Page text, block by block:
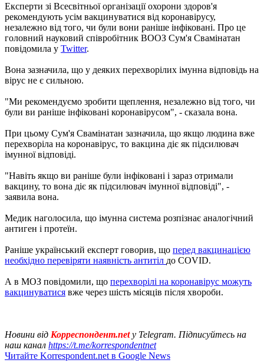
Експерти зі Всесвітньої організації охорони здоров'я
рекомендують усім вакцинуватися від коронавірусу,
незалежно від того, чи були вони раніше інфіковані. Про це
головний науковий співробітник ВООЗ Сум'я Свамінатан
повідомила у Twitter.
Вона зазначила, що у деяких перехворілих імунна відповідь на
вірус не є сильною.
"Ми рекомендуємо зробити щеплення, незалежно від того, чи
були ви раніше інфіковані коронавірусом", - сказала вона.
При цьому Сум'я Свамінатан зазначила, що якщо людина вже
перехворіла на коронавірус, то вакцина діє як підсилювач
імунної відповіді.
"Навіть якщо ви раніше були інфіковані і зараз отримали
вакцину, то вона діє як підсилювач імунної відповіді", -
заявила вона.
Медик наголосила, що імунна система розпізнає аналогічний
антиген і протеїн.
Раніше український експерт говорив, що перед вакцинацією
необхідно перевіряти наявність антитіл до COVID.
А в МОЗ повідомили, що перехворілі на коронавірус можуть
вакцинуватися вже через шість місяців після хвороби.
Новини від Корреспондент.netу Telegram. Підписуйтесь на
наш канал https://t.me/korrespondentnet
Читайте Korrespondent.net в Google News